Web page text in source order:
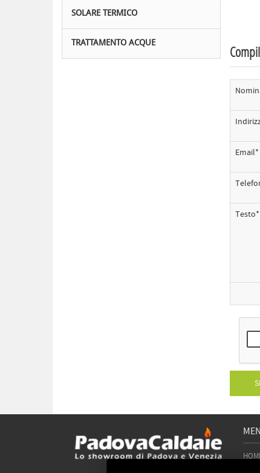
Email*
Testo*
SOLARE TERMICO
TRATTAMENTO ACQUE